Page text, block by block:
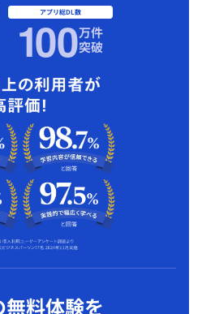
アプリ総DL数
100万件
突破
料体験を